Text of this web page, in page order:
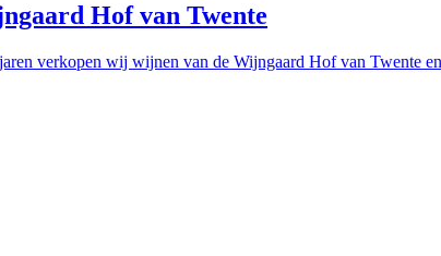
Hof van Twente
verkopen wij wijnen van de Wijngaard Hof van Twente